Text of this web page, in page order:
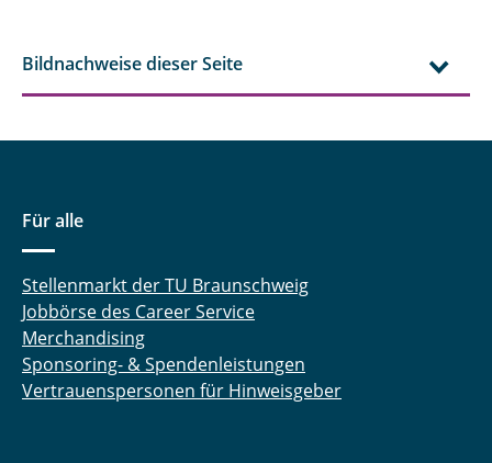
Bildnachweise dieser Seite
Für alle
Stellenmarkt der TU Braunschweig
Jobbörse des Career Service
Merchandising
Sponsoring- & Spendenleistungen
Vertrauenspersonen für Hinweisgeber